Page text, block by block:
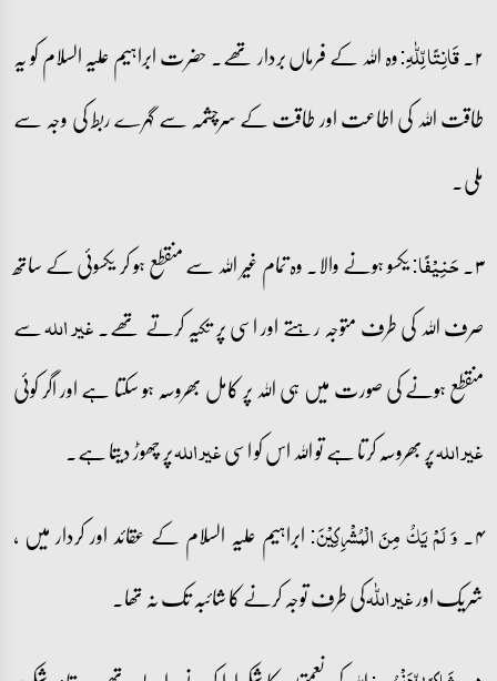
۲۔ قَانِتًا لِّلّٰہِ:وہ اللہ کے فرماں بردار تھے۔ حضرت ابراہیم علیہ السلام کو یہ
طاقت اللہ کی اطاعت اور طاقت کے سرچشمہ سے گہرے ربط کی وجہ سے
ملی۔
۳۔ حَنِیۡفًا:یکسو ہونے والا۔ وہ تمام غیر اللہ سے منقطع ہو کر یکسوئی کے ساتھ
صرف اللہ کی طرف متوجہ رہتے اور اسی پر تکیہ کرتے تھے۔غیر اللہسے
منقطع ہونے کی صورت میں ہی اللہ پر کامل بھروسہ ہو سکتا ہے اور اگر کوئی
غیر اللہپر بھروسہ کرتا ہے تو اللہ اس کو اسیغیر اللہپر چھوڑ دیتا ہے۔
۴۔ وَ لَمۡ یَکُ مِنَ الۡمُشۡرِکِیۡنَ:ابراہیم علیہ السلام کے عقائد اور کردار میں ،
شریک اورغیر اللّٰہکی طرف توجہ کرنے کا شائبہ تک نہ تھا۔